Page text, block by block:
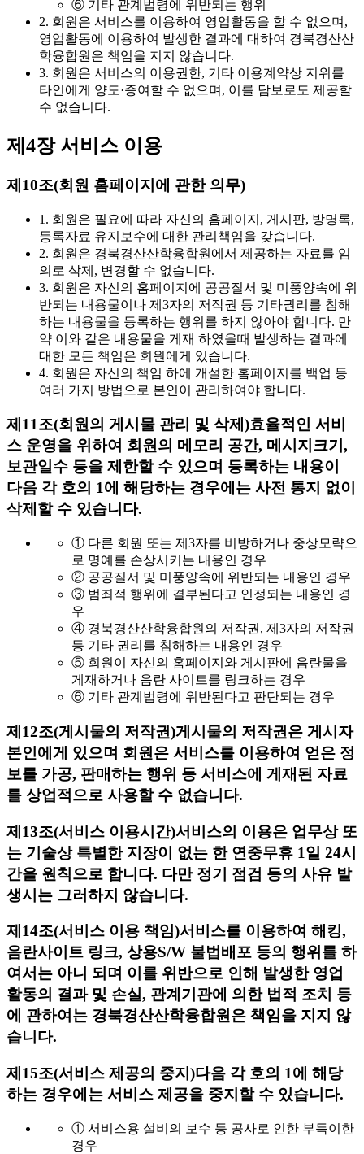
⑥ 기타 관계법령에 위반되는 행위
2. 회원은 서비스를 이용하여 영업활동을 할 수 없으며,
영업활동에 이용하여 발생한 결과에 대하여 경북경산산
학융합원은 책임을 지지 않습니다.
3. 회원은 서비스의 이용권한, 기타 이용계약상 지위를
타인에게 양도·증여할 수 없으며, 이를 담보로도 제공할
수 없습니다.
제4장 서비스 이용
제10조(회원 홈페이지에 관한 의무)
1. 회원은 필요에 따라 자신의 홈페이지, 게시판, 방명록,
등록자료 유지보수에 대한 관리책임을 갖습니다.
2. 회원은 경북경산산학융합원에서 제공하는 자료를 임
의로 삭제, 변경할 수 없습니다.
3. 회원은 자신의 홈페이지에 공공질서 및 미풍양속에 위
반되는 내용물이나 제3자의 저작권 등 기타권리를 침해
하는 내용물을 등록하는 행위를 하지 않아야 합니다. 만
약 이와 같은 내용물을 게재 하였을때 발생하는 결과에
대한 모든 책임은 회원에게 있습니다.
4. 회원은 자신의 책임 하에 개설한 홈페이지를 백업 등
여러 가지 방법으로 본인이 관리하여야 합니다.
제11조(회원의 게시물 관리 및 삭제)효율적인 서비
스 운영을 위하여 회원의 메모리 공간, 메시지크기,
보관일수 등을 제한할 수 있으며 등록하는 내용이
다음 각 호의 1에 해당하는 경우에는 사전 통지 없이
삭제할 수 있습니다.
① 다른 회원 또는 제3자를 비방하거나 중상모략으
로 명예를 손상시키는 내용인 경우
② 공공질서 및 미풍양속에 위반되는 내용인 경우
③ 범죄적 행위에 결부된다고 인정되는 내용인 경
우
④ 경북경산산학융합원의 저작권, 제3자의 저작권
등 기타 권리를 침해하는 내용인 경우
⑤ 회원이 자신의 홈페이지와 게시판에 음란물을
게재하거나 음란 사이트를 링크하는 경우
⑥ 기타 관계법령에 위반된다고 판단되는 경우
제12조(게시물의 저작권)게시물의 저작권은 게시자
본인에게 있으며 회원은 서비스를 이용하여 얻은 정
보를 가공, 판매하는 행위 등 서비스에 게재된 자료
를 상업적으로 사용할 수 없습니다.
제13조(서비스 이용시간)서비스의 이용은 업무상 또
는 기술상 특별한 지장이 없는 한 연중무휴 1일 24시
간을 원칙으로 합니다. 다만 정기 점검 등의 사유 발
생시는 그러하지 않습니다.
제14조(서비스 이용 책임)서비스를 이용하여 해킹,
음란사이트 링크, 상용S/W 불법배포 등의 행위를 하
여서는 아니 되며 이를 위반으로 인해 발생한 영업
활동의 결과 및 손실, 관계기관에 의한 법적 조치 등
에 관하여는 경북경산산학융합원은 책임을 지지 않
습니다.
제15조(서비스 제공의 중지)다음 각 호의 1에 해당
하는 경우에는 서비스 제공을 중지할 수 있습니다.
① 서비스용 설비의 보수 등 공사로 인한 부득이한
경우